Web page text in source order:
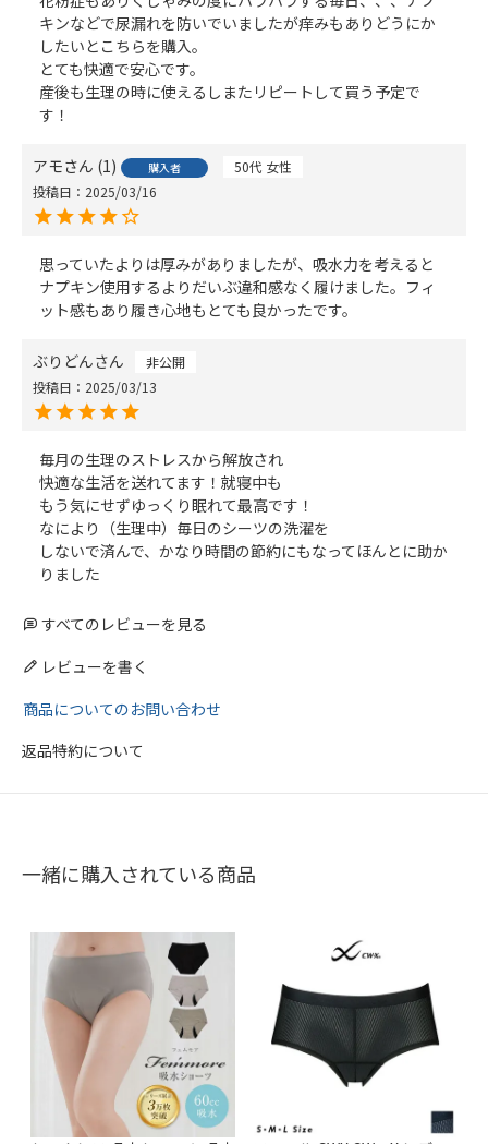
キンなどで尿漏れを防いでいましたが痒みもありどうにか
したいとこちらを購入。
とても快適で安心です。
産後も生理の時に使えるしまたリピートして買う予定で
す！
アモ 1 購入者 50代 女性
投稿日
2025/03/16
思っていたよりは厚みがありましたが、吸水力を考えると
ナプキン使用するよりだいぶ違和感なく履けました。フィ
ット感もあり履き心地もとても良かったです。
ぶりどん
非公開
投稿日
2025/03/13
毎月の生理のストレスから解放され
快適な生活を送れてます！就寝中も
もう気にせずゆっくり眠れて最高です！
なにより（生理中）毎日のシーツの洗濯を
しないで済んで、かなり時間の節約にもなってほんとに助か
りました
すべてのレビューを見る
レビューを書く
商品についてのお問い合わせ
返品特約について
一緒に購入されている商品